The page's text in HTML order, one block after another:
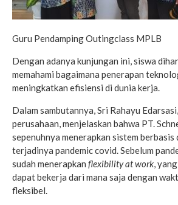
Guru Pendamping Outingclass MPLB
Dengan adanya kunjungan ini, siswa
memahami bagaimana penerapan
meningkatkan efisiensi di dunia kerja.
Dalam sambutannya, Sri Rahayu
perusahaan, menjelaskan bahwa PT.
sepenuhnya menerapkan sistem
terjadinya pandemic covid. Sebelum
sudah menerapkan flexibility at work,
dapat bekerja dari mana saja dengan
fleksibel.